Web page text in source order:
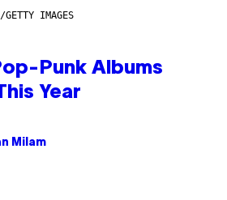
GETTY IMAGES
Punk Albums
Year
Milam